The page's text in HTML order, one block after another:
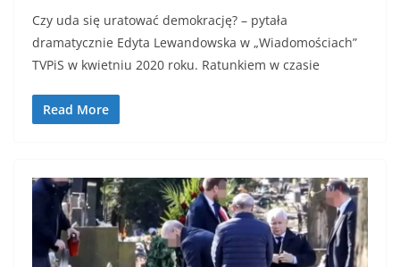
Czy uda się uratować demokrację? – pytała
dramatycznie Edyta Lewandowska w „Wiadomościach”
TVPiS w kwietniu 2020 roku. Ratunkiem w czasie
Read More